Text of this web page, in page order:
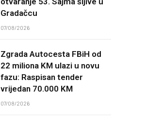
Gradačcu
07/08/2026
Zgrada Autocesta FBiH od
22 miliona KM ulazi u novu
fazu: Raspisan tender
vrijedan 70.000 KM
07/08/2026